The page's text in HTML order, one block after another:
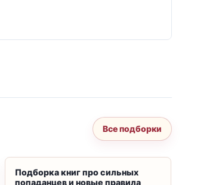
Все подборки
Подборка книг про сильных
попаданцев и новые правила